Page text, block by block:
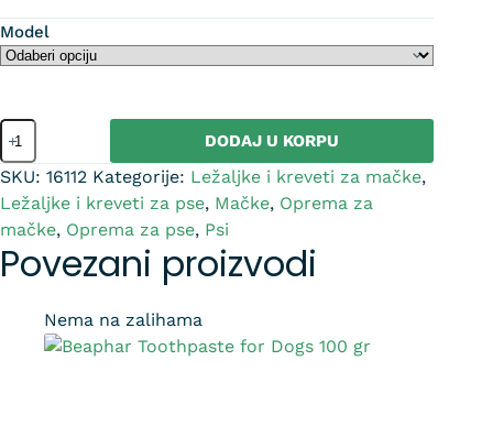
Model
DODAJ U KORPU
SKU: 16112 Kategorije: Ležaljke i kreveti za mačke,
Ležaljke i kreveti za pse, Mačke, Oprema za
mačke, Oprema za pse, Psi
Povezani proizvodi
Nema na zalihama